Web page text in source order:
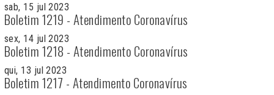
sab, 15 jul 2023
Boletim 1219 - Atendimento Coronavírus
sex, 14 jul 2023
Boletim 1218 - Atendimento Coronavírus
qui, 13 jul 2023
Boletim 1217 - Atendimento Coronavírus